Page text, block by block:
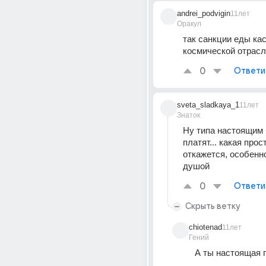
andrei_podvigin
Оракул
11лет
так санкции еды
космической
0
sveta_sladkaya_1
Знаток
11лет
Ну типа настоящим
платят... какая
откажется,
душой
0
Скрыть ветку
chiotenad
Гений
11лет
А ты настоящая